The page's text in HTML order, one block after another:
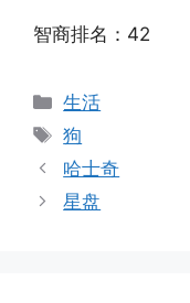
智商排名：42
分
类
生活
标
签
狗
哈士奇
星盘